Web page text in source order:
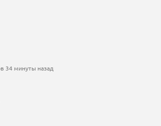
34 минуты назад